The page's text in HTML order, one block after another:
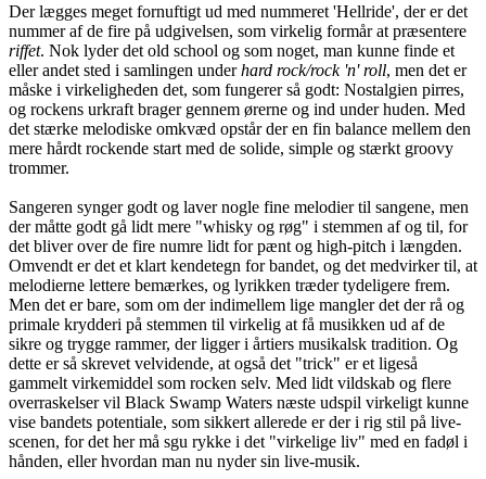
Der lægges meget fornuftigt ud med nummeret 'Hellride', der er det
nummer af de fire på udgivelsen, som virkelig formår at præsentere
riffet. Nok lyder det old school og som noget, man kunne finde et
eller andet sted i samlingen underhard rock/rock 'n' roll, men det er
måske i virkeligheden det, som fungerer så godt: Nostalgien pirres,
og rockens urkraft brager gennem ørerne og ind under huden. Med
det stærke melodiske omkvæd opstår der en fin balance mellem den
mere hårdt rockende start med de solide, simple og stærkt groovy
trommer.
Sangeren synger godt og laver nogle fine melodier til sangene, men
der måtte godt gå lidt mere "whisky og røg" i stemmen af og til, for
det bliver over de fire numre lidt for pænt og high-pitch i længden.
Omvendt er det et klart kendetegn for bandet, og det medvirker til, at
melodierne lettere bemærkes, og lyrikken træder tydeligere frem.
Men det er bare, som om der indimellem lige mangler det der rå og
primale krydderi på stemmen til virkelig at få musikken ud af de
sikre og trygge rammer, der ligger i årtiers musikalsk tradition. Og
dette er så skrevet velvidende, at også det "trick" er et ligeså
gammelt virkemiddel som rocken selv. Med lidt vildskab og flere
overraskelser vil Black Swamp Waters næste udspil virkeligt kunne
vise bandets potentiale, som sikkert allerede er der i rig stil på live-
scenen, for det her må sgu rykke i det "virkelige liv" med en fadøl i
hånden, eller hvordan man nu nyder sin live-musik.